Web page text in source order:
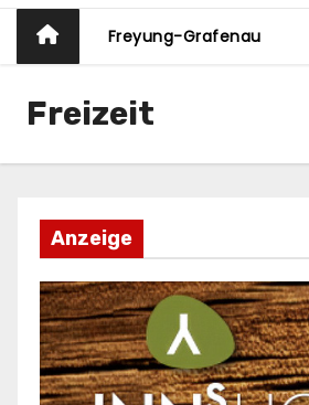
Freyung-Grafenau
Freizeit
Anzeige